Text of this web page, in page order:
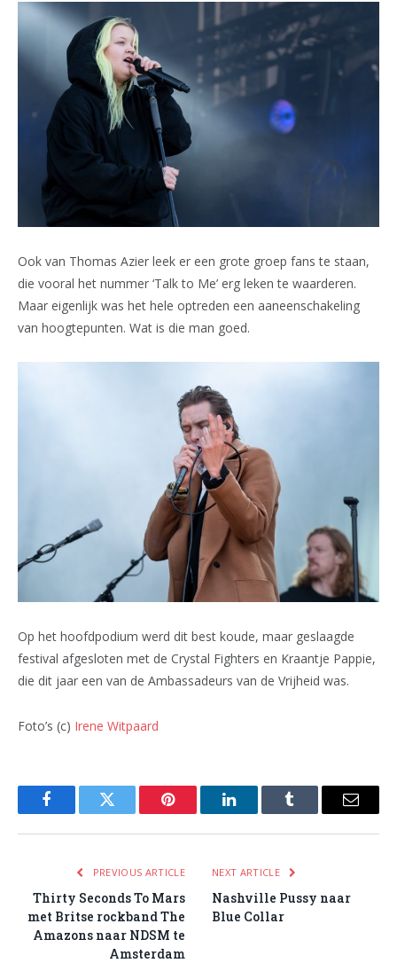
Ook van Thomas Azier leek er een grote groep fans te staan,
die vooral het nummer ‘Talk to Me’ erg leken te waarderen.
Maar eigenlijk was het hele optreden een aaneenschakeling
van hoogtepunten. Wat is die man goed.
Op het hoofdpodium werd dit best koude, maar geslaagde
festival afgesloten met de Crystal Fighters en Kraantje Pappie,
die dit jaar een van de Ambassadeurs van de Vrijheid was.
Foto’s (c) Irene Witpaard
FacebookTwitter Pinterest LinkedInTumblr Email
PREVIOUS ARTICLE
Thirty Seconds To Mars
met Britse rockband The
Amazons naar NDSM te
Amsterdam
NEXT ARTICLE
Nashville Pussy naar
Blue Collar